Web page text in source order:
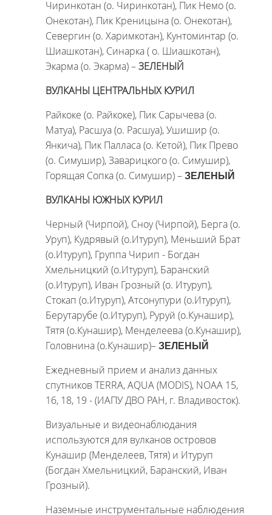
Чиринкотан (о. Чиринкотан), Пик Немо (о.
Онекотан), Пик Креницына (о. Онекотан),
Севергин (о. Харимкотан), Кунтоминтар (о.
Шиашкотан), Синарка ( о. Шиашкотан),
Экарма (о. Экарма) –ЗЕЛЕНЫЙ
ВУЛКАНЫ ЦЕНТРАЛЬНЫХ КУРИЛ
Райкоке (о. Райкоке), Пик Сарычева (о.
Матуа), Расшуа (о. Расшуа), Ушишир (о.
Янкича), Пик Палласа (о. Кетой), Пик Прево
(о. Симушир), Заварицкого (о. Симушир),
Горящая Сопка (о. Симушир) – ЗЕЛЕНЫЙ
ВУЛКАНЫ ЮЖНЫХ КУРИЛ
Черный (Чирпой), Сноу (Чирпой), Берга (о.
Уруп), Кудрявый (о.Итуруп), Меньший Брат
(о.Итуруп), Группа Чирип - Богдан
Хмельницкий (о.Итуруп), Баранский
(о.Итуруп), Иван Грозный (о. Итуруп),
Стокап (о.Итуруп), Атсонупури (о.Итуруп),
Берутарубе (о.Итуруп), Руруй (о.Кунашир),
Тятя (о.Кунашир), Менделеева (о.Кунашир),
Головнина (о.Кунашир)– ЗЕЛЕНЫЙ
Ежедневный прием и анализ данных
спутников TERRA, AQUA (MODIS), NOAA 15,
16, 18, 19 - (ИАПУ ДВО РАН, г. Владивосток).
Визуальные и видеонаблюдания
используются для вулканов островов
Кунашир (Менделеев, Тятя) и Итуруп
(Богдан Хмельницкий, Баранский, Иван
Грозный).
Наземные инструментальные наблюдения